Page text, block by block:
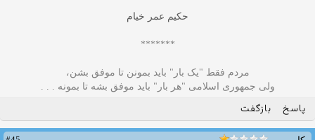
حکیم عمر خیام
*******
مردم فقط "یک بار" بايد بمونن تا موفق بشن،
ولى جمهوری اسلامی "هر بار" باید موفق بشه تا بمونه . . .
پاسخ بازگفت